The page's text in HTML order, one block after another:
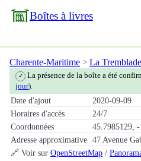
Boîtes à livres
Charente-Maritime La Tremblade
✓ La présence de la boîte a été
jour).
Date d'ajout
2020-09-09
Horaires d'accès
24/7
Coordonnées
45.7985129,
Adresse approximative 47 Avenue
🔗 Voir sur OpenStreetMap /